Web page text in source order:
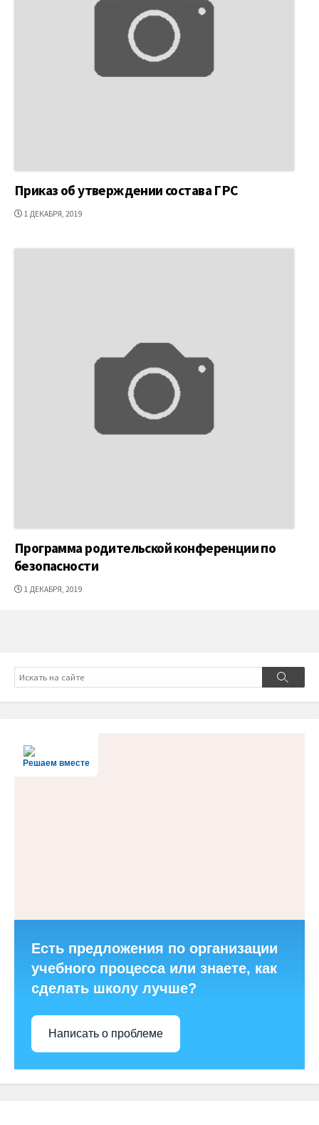
Приказ об утверждении состава ГРС
ДАТА
1 ДЕКАБРЯ, 2019
Программа родительской конференции по
безопасности
ДАТА
1 ДЕКАБРЯ, 2019
Поиск
Поиск
Решаем вместе
Есть предложения по организации
учебного процесса или знаете, как
сделать школу лучше?
Написать о проблеме